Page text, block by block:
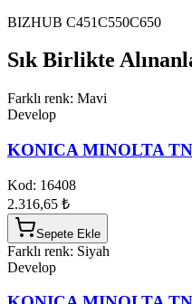
BIZHUB C451C550C650
Sık Birlikte
Farklı renk: Mavi
Develop
KONICA MINOLTA
Kod: 16408
2.316,65 ₺
Sepete Ekle
Farklı renk: Siyah
Develop